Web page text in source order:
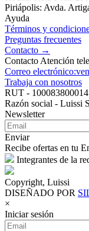
Piriápolis: Avda.
Ayuda
Términos y
Preguntas frecuentes
Contacto →
Contacto Atención
Correo
Trabaja con nosotros
RUT - 100083800014
Razón social - Luissi
Newsletter
Enviar
Recibe ofertas en tu
Integrantes de la
Copyright, Luissi
DISEÑADO POR
×
Iniciar sesión